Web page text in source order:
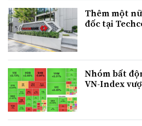
Thêm một
đốc tại
Nhóm bất
VN-Index